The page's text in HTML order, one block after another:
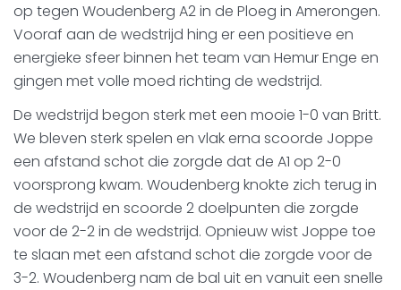
op tegen Woudenberg A2 in de Ploeg in Amerongen.
Vooraf aan de wedstrijd hing er een positieve en
energieke sfeer binnen het team van Hemur Enge en
gingen met volle moed richting de wedstrijd.
De wedstrijd begon sterk met een mooie 1-0 van Britt.
We bleven sterk spelen en vlak erna scoorde Joppe
een afstand schot die zorgde dat de A1 op 2-0
voorsprong kwam. Woudenberg knokte zich terug in
de wedstrijd en scoorde 2 doelpunten die zorgde
voor de 2-2 in de wedstrijd. Opnieuw wist Joppe toe
te slaan met een afstand schot die zorgde voor de
3-2. Woudenberg nam de bal uit en vanuit een snelle